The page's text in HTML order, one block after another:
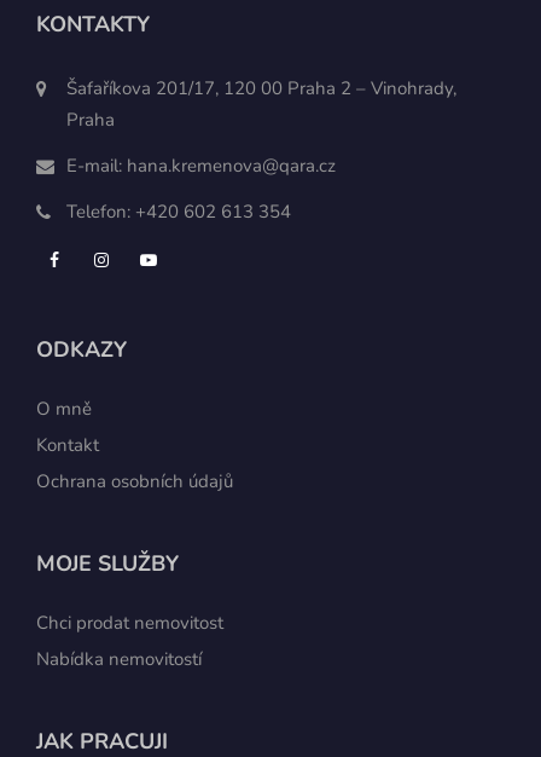
KONTAKTY
Šafaříkova 201/17, 120 00 Praha 2 – Vinohrady,
Praha
E-mail: hana.kremenova@qara.cz
Telefon: +420 602 613 354
ODKAZY
O mně
Kontakt
Ochrana osobních údajů
MOJE SLUŽBY
Chci prodat nemovitost
Nabídka nemovitostí
JAK PRACUJI